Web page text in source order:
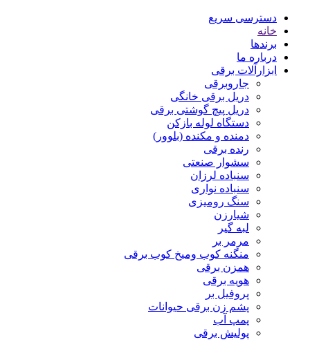
دسترسی سریع
خانه
برندها
درباره ما
ابزارآلات برقی
جاروبرقی
دریل برقی خانگی
دریل پیچ گوشتی برقی
دستگاه لوله بازکن
دمنده و مکنده (بلوور)
رنده برقی
سشوار صنعتی
سنباده لرزان
سنباده نواری
سنگ رومیزی
شیارزن
لبه گیر
مرمر بر
منگنه کوب ومیخ کوب برقی
همزن برقی
هویه برقی
پروفیل بر
پشم زن برقی حیوانات
پمپ آب
پولیش برقی